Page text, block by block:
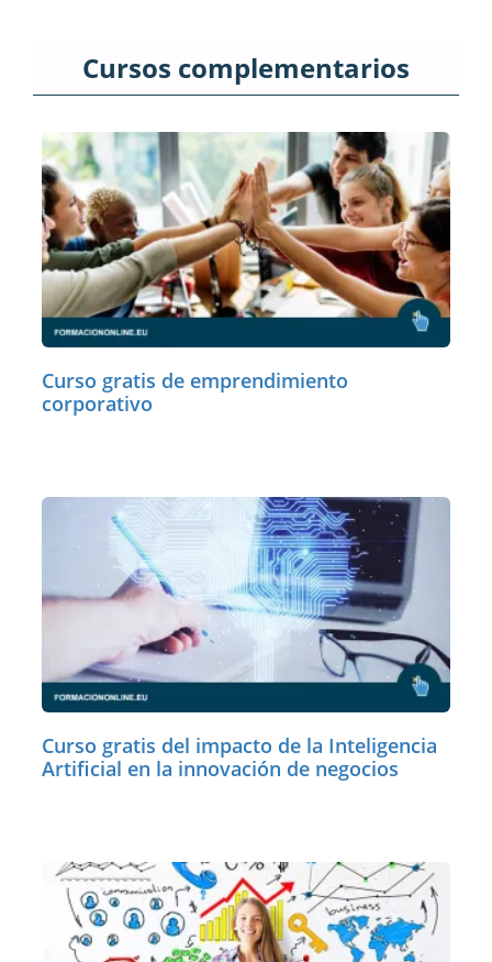
Cursos complementarios
Curso gratis de emprendimiento
corporativo
Curso gratis del impacto de la Inteligencia
Artificial en la innovación de negocios